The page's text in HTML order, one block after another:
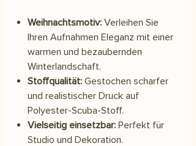
Weihnachtsmotiv: Verleihen Sie
Ihren Aufnahmen Eleganz mit einer
warmen und bezaubernden
Winterlandschaft.
Stoffqualität: Gestochen scharfer
und realistischer Druck auf
Polyester-Scuba-Stoff.
Vielseitig einsetzbar: Perfekt für
Studio und Dekoration.